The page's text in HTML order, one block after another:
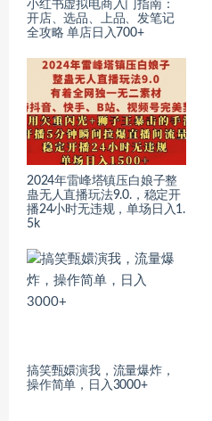
小红书虚拟电商入门指南：
开店、选品、上品、发笔记
全攻略 单店日入700+
2024年雷峰塔镇压白娘子整
蛊无人直播玩法9.0.，稳定开
播24小时无违规，单场日入1.
5k
搞笑甄嬛演我，流量爆炸，
操作简单，日入3000+